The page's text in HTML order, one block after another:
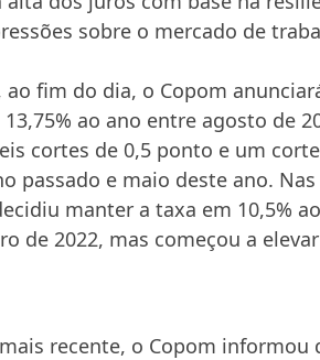
sobre o mercado de
fim do dia, o Copom
ao ano entre agosto de
cortes de 0,5 ponto e um
passado e maio deste ano.
manter a taxa em 10,5%
de 2022, mas começou a
recente, o Copom informou